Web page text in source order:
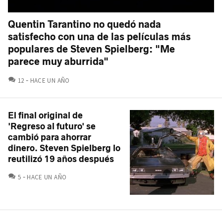
Quentin Tarantino no quedó nada
satisfecho con una de las películas más
populares de Steven Spielberg: "Me
parece muy aburrida"
12 COMENTARIOS
HACE UN AÑO
El final original de
'Regreso al futuro' se
cambió para ahorrar
dinero. Steven Spielberg lo
reutilizó 19 años después
5 COMENTARIOS
HACE UN AÑO